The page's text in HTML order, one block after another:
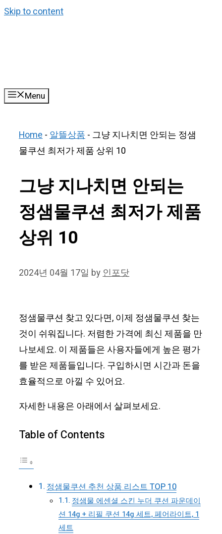
Skip to content
Menu
Home-알뜰상품- 그냥 지나치면 안되는 정샘
물쿠션 최저가 제품 상위 10
그냥 지나치면 안되는
정샘물쿠션 최저가 제품
상위 10
2024년 04월 17일 by인포닷
정샘물쿠션 찾고 있다면, 이제 정샘물쿠션 찾는
것이 쉬워집니다. 저렴한 가격에 최신 제품을 만
나보세요. 이 제품들은 사용자들에게 높은 평가
를 받은 제품들입니다. 구입하시면 시간과 돈을
효율적으로 아낄 수 있어요.
자세한 내용은 아래에서 살펴보세요.
Table of Contents
정샘물쿠션 추천 상품 리스트 TOP 10
정샘물 에센셜 스킨 누더 쿠션 파운데이
션 14g + 리필 쿠션 14g 세트, 페어라이트, 1
세트